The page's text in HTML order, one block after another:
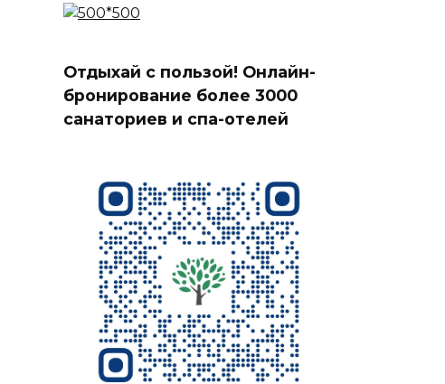
Отдыхай с пользой! Онлайн-
бронирование более 3000
санаториев и спа-отелей